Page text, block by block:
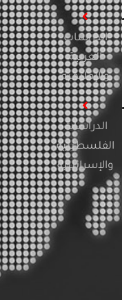
الدراسات
العربية
والإقليمية
الدراسات
الفلسطينية
والإسرائيلية